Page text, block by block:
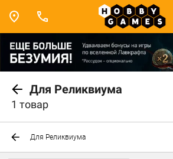
Для Реликвиума
1 товар
Для Реликвиума